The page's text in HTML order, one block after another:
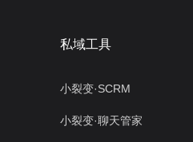
私域工具
小裂变·SCRM
小裂变·聊天管家